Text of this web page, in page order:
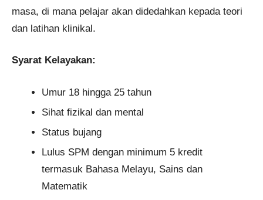
masa, di mana pelajar akan didedahkan kepada teori
dan latihan klinikal.
Syarat Kelayakan:
Umur 18 hingga 25 tahun
Sihat fizikal dan mental
Status bujang
Lulus SPM dengan minimum 5 kredit
termasuk Bahasa Melayu, Sains dan
Matematik